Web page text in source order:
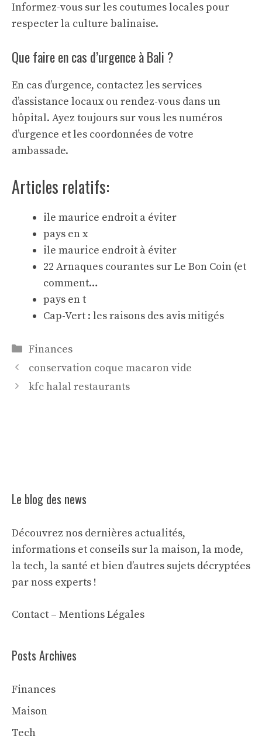
Informez-vous sur les coutumes locales pour
respecter la culture balinaise.
Que faire en cas d’urgence à Bali ?
En cas d’urgence, contactez les services
d’assistance locaux ou rendez-vous dans un
hôpital. Ayez toujours sur vous les numéros
d’urgence et les coordonnées de votre
ambassade.
Articles relatifs:
ile maurice endroit a éviter
pays en x
ile maurice endroit à éviter
22 Arnaques courantes sur Le Bon Coin (et
comment…
pays en t
Cap-Vert : les raisons des avis mitigés
Catégories
Finances
conservation coque macaron vide
kfc halal restaurants
Le blog des news
Découvrez nos dernières actualités,
informations et conseils sur la maison, la mode,
la tech, la santé et bien d’autres sujets décryptées
par noss experts !
Contact – Mentions Légales
Posts Archives
Finances
Maison
Tech